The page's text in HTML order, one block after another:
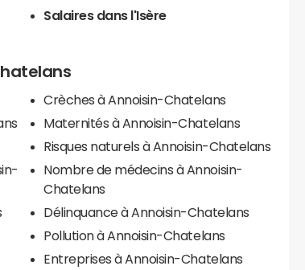
Salaires dans l'Isère
Crèches à Annoisin-Chatelans
Maternités à Annoisin-Chatelans
Risques naturels à Annoisin-Chatelans
Nombre de médecins à Annoisin-
Chatelans
Délinquance à Annoisin-Chatelans
Pollution à Annoisin-Chatelans
Entreprises à Annoisin-Chatelans